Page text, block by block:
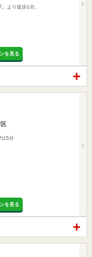
より徒歩1分。
を見る
15分
を見る